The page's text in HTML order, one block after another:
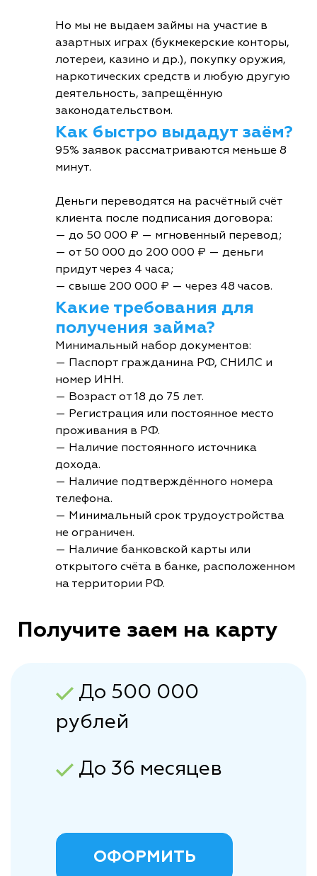
Но мы не выдаем займы на участие в
азартных играх (букмекерские конторы,
лотереи, казино и др.), покупку оружия,
наркотических средств и любую другую
деятельность, запрещённую
законодательством.
Как быстро выдадут заём?
95% заявок рассматриваются меньше 8
минут.
Деньги переводятся на расчётный счёт
клиента после подписания договора:
— до 50 000 ₽ — мгновенный перевод;
— от 50 000 до 200 000 ₽ — деньги
придут через 4 часа;
— свыше 200 000 ₽ — через 48 часов.
Какие требования для
получения займа?
Минимальный набор документов:
— Паспорт гражданина РФ, СНИЛС и
номер ИНН.
— Возраст от 18 до 75 лет.
— Регистрация или постоянное место
проживания в РФ.
— Наличие постоянного источника
дохода.
— Наличие подтверждённого номера
телефона.
— Минимальный срок трудоустройства
не ограничен.
— Наличие банковской карты или
открытого счёта в банке, расположенном
на территории РФ.
Получите заем на карту
До 500 000
рублей
До 36 месяцев
ОФОРМИТЬ